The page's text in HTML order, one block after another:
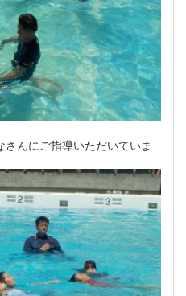
んにご指導いただいていま